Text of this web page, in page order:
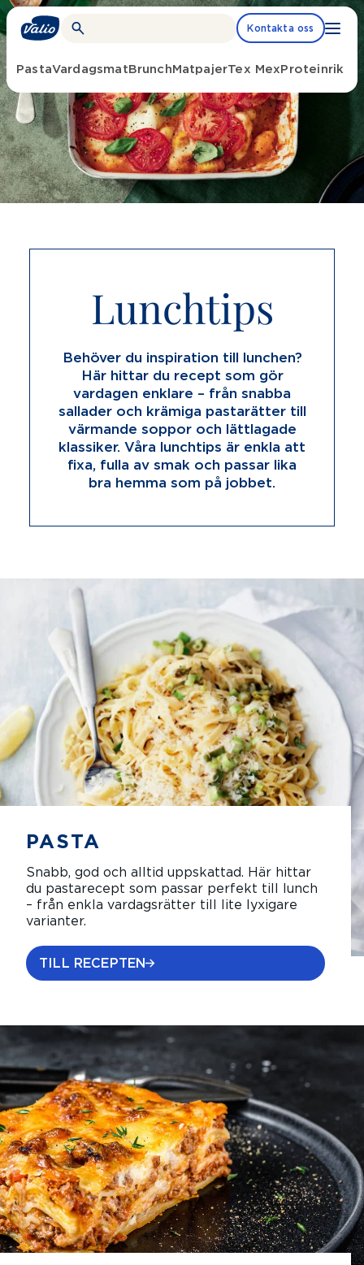
Fortsätt
till
innehållet
Kontakta oss
PastaVardagsmatBrunchMatpajerTex MexProteinrik
Lunchtips
Behöver du inspiration till lunchen?
Här hittar du recept som gör
vardagen enklare – från snabba
sallader och krämiga pastarätter till
värmande soppor och lättlagade
klassiker. Våra lunchtips är enkla att
fixa, fulla av smak och passar lika
bra hemma som på jobbet.
PASTA
Snabb, god och alltid uppskattad. Här hittar
du pastarecept som passar perfekt till lunch
– från enkla vardagsrätter till lite lyxigare
varianter.
TILL RECEPTEN